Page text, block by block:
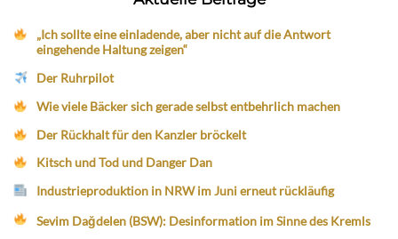
„Ich sollte eine einladende, aber nicht auf die Antwort
eingehende Haltung zeigen“
Der Ruhrpilot
Wie viele Bäcker sich gerade selbst entbehrlich machen
Der Rückhalt für den Kanzler bröckelt
Kitsch und Tod und Danger Dan
Industrieproduktion in NRW im Juni erneut rückläufig
Sevim Dağdelen (BSW): Desinformation im Sinne des Kremls